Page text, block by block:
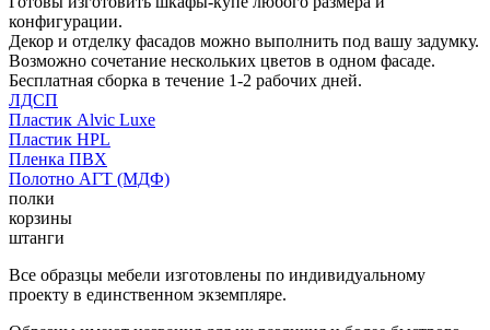
конфигурации.
Декор и отделку фасадов можно выполнить под вашу задумку.
Возможно сочетание нескольких цветов в одном фасаде.
Бесплатная сборка в течение 1-2 рабочих дней.
ЛДСП
Пластик Alvic Luxe
Пластик HPL
Пленка ПВХ
Полотно АГТ (МДФ)
полки
корзины
штанги
Все образцы мебели изготовлены по индивидуальному
проекту в единственном экземпляре.